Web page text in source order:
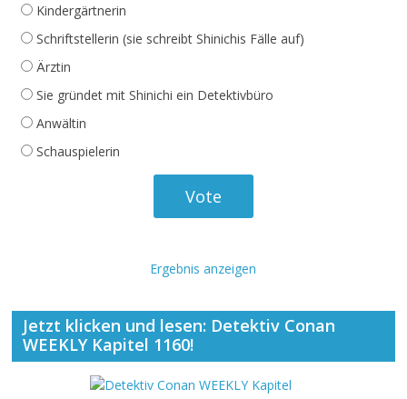
Kindergärtnerin
Schriftstellerin (sie schreibt Shinichis Fälle auf)
Ärztin
Sie gründet mit Shinichi ein Detektivbüro
Anwältin
Schauspielerin
Ergebnis anzeigen
Jetzt klicken und lesen: Detektiv Conan
WEEKLY Kapitel 1160!